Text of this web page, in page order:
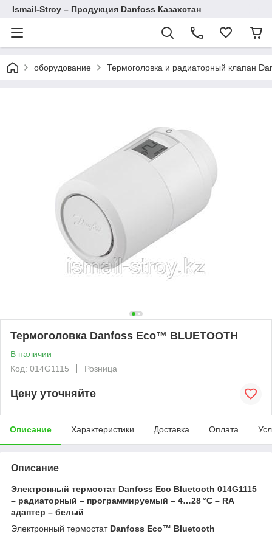
Ismail-Stroy – Продукция Danfoss Казахстан
оборудование Термоголовка и радиаторный клапан
Термоголовка Danfoss Eco™ BLUETOOTH
В наличии
Код: 014G1115
Розница
Цену уточняйте
Описание Характеристики Доставка Оплата
Описание
Электронный термостат Danfoss Eco Bluetooth 014G1115
– радиаторный – программируемый – 4…28 °C – RA
адаптер – белый
Электронный термостат Danfoss Eco™ Bluetooth